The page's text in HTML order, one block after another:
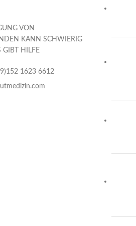
VON
KANN SCHWIERIG
GIBT HILFE
1623 6612